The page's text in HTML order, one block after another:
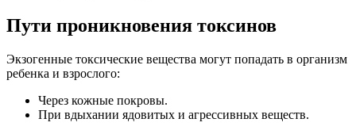
Пути проникновения токсинов
Экзогенные токсические вещества могут попадать в организм
ребенка и взрослого:
Через кожные покровы.
При вдыхании ядовитых и агрессивных веществ.